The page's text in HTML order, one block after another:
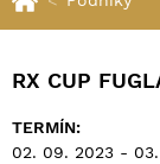
RX CUP
TERMÍN:
02. 09. 2023 -